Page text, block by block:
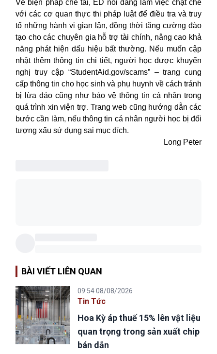
Về biện pháp chế tài, ED nói đang làm việc chặt chẽ
với các cơ quan thực thi pháp luật để điều tra và truy
tố những hành vi gian lận, đồng thời tăng cường đào
tạo cho các chuyên gia hỗ trợ tài chính, nâng cao khả
năng phát hiện dấu hiệu bất thường. Nếu muốn cập
nhật thêm thông tin chi tiết, người học được khuyến
nghị truy cập “StudentAid.gov/scams” – trang cung
cấp thông tin cho học sinh và phụ huynh về cách tránh
bị lừa đảo cũng như bảo vệ thông tin cá nhân trong
quá trình xin viện trợ. Trang web cũng hướng dẫn các
bước cần làm, nếu thông tin cá nhân người học bị đối
tượng xấu sử dụng sai mục đích.
Long Peter
BÀI VIẾT LIÊN QUAN
09:54 08/08/2026
Tin Tức
Hoa Kỳ áp thuế 15% lên vật liệu
quan trọng trong sản xuất chip
bán dẫn